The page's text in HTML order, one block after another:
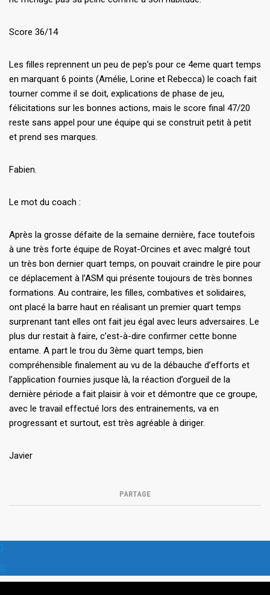
Score 36/14
Les filles reprennent un peu de pep’s pour ce 4eme quart temps
en marquant 6 points (Amélie, Lorine et Rebecca) le coach fait
tourner comme il se doit, explications de phase de jeu,
félicitations sur les bonnes actions, mais le score final 47/20
reste sans appel pour une équipe qui se construit petit à petit
et prend ses marques.
Fabien.
Le mot du coach :
Après la grosse défaite de la semaine dernière, face toutefois
à une très forte équipe de Royat-Orcines et avec malgré tout
un très bon dernier quart temps, on pouvait craindre le pire pour
ce déplacement à l’ASM qui présente toujours de très bonnes
formations. Au contraire, les filles, combatives et solidaires,
ont placé la barre haut en réalisant un premier quart temps
surprenant tant elles ont fait jeu égal avec leurs adversaires. Le
plus dur restait à faire, c’est-à-dire confirmer cette bonne
entame. A part le trou du 3ème quart temps, bien
compréhensible finalement au vu de la débauche d’efforts et
l’application fournies jusque là, la réaction d’orgueil de la
dernière période a fait plaisir à voir et démontre que ce groupe,
avec le travail effectué lors des entrainements, va en
progressant et surtout, est très agréable à diriger.
Javier
PARTAGE